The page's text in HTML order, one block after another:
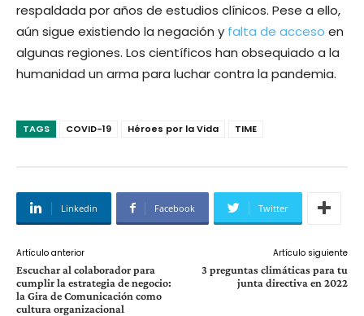
respaldada por años de estudios clínicos. Pese a ello,
aún sigue existiendo la negación y falta de acceso en
algunas regiones. Los científicos han obsequiado a la
humanidad un arma para luchar contra la pandemia.
TAGS COVID-19 Héroes por la Vida TIME
Linkedin Facebook Twitter
Artículo anterior
Escuchar al colaborador para
cumplir la estrategia de negocio:
la Gira de Comunicación como
cultura organizacional
Artículo siguiente
3 preguntas climáticas para tu
junta directiva en 2022